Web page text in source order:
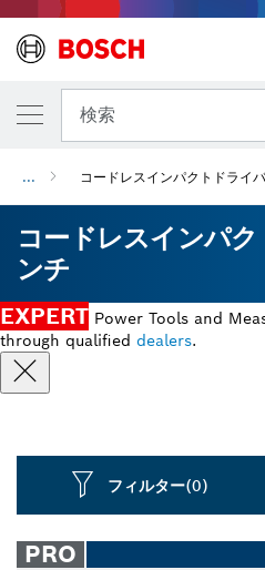
検索
... コードレスインパクトドライ
コードレスインパ
ンチ
EXPERT Power Tools and
through qualified dealers.
フィルター(0)
PRO